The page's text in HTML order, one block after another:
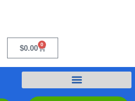
$0.00 0
Cart